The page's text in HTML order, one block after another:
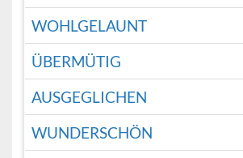
WOHLGELAUNT
ÜBERMÜTIG
AUSGEGLICHEN
WUNDERSCHÖN